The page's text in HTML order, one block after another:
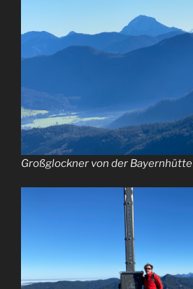
Großglockner von der Bayernhütte